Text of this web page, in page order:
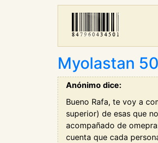
Myolastan
Anónimo dice:
Bueno Rafa, te voy a
superior) de esas que
acompañado de
cuenta que cada